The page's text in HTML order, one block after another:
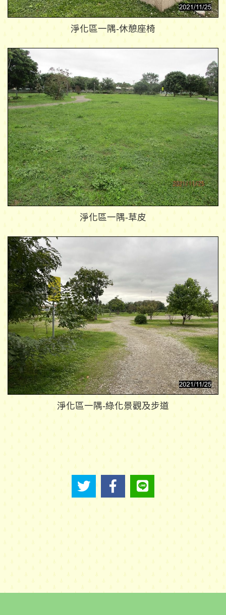
淨化區一隅-休憩座椅
淨化區一隅-草皮
淨化區一隅-綠化景觀及步道